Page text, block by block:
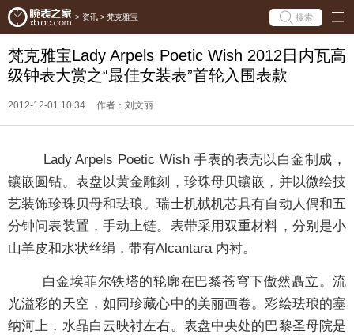
> 资讯 > 梵克雅宝 搜索
梵克雅宝Lady Arpels Poetic Wish 2012日内瓦高
级钟表大赏之“最佳女装表”首轮入围表款
2012-12-01 10:34 作者：刘文丽
Lady Arpels Poetic Wish 手表的表壳以白金制成，
镶嵌圆钻。表盘以黄金雕刻，珍珠母贝镶嵌，并以微绘技
艺装饰珍珠贝母和珐琅。瑞士机械机芯具有自动人偶和五
分钟问表装置，手动上链。表带采用双重材料，分别是小
山羊皮和水状丝绢，带有Alcantara 内衬。
白金埃菲尔铁塔的轮廓在巴黎苍穹下傲然矗立。流
光溢彩的天空，如同珍藏心中的美丽画卷。彩绘珐琅的塞
纳河上，水晶白云映衬左右。表盘中央处的巴黎圣母院是